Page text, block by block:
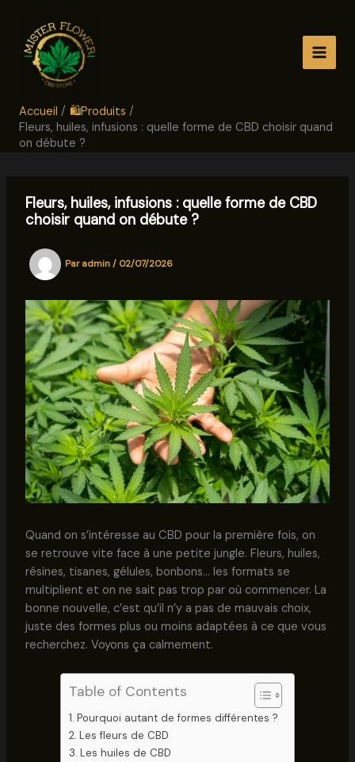
contenu
Accueil
🛍️Produits
Fleurs, huiles, infusions : quelle forme de CBD choisir quand
on débute ?
Fleurs, huiles, infusions : quelle forme de CBD
choisir quand on débute ?
Paradmin/ 02/07/2026
Quand on s’intéresse au CBD pour la première fois, on
se retrouve vite face à une petite jungle. Fleurs, huiles,
résines, tisanes, gélules, bonbons… les formats se
multiplient et on ne sait pas trop par où commencer. La
bonne nouvelle, c’est qu’il n’y a pas de mauvais choix,
juste des formes plus ou moins adaptées à ce que vous
recherchez. Voyons ça calmement.
Table of Contents
Pourquoi autant de formes différentes ?
Les fleurs de CBD
Les huiles de CBD